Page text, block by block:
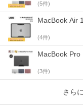
"STRONG IS
不意に落としてし
(5件)
MacBook Air
(4件)
MacBook Pro
(3件)
さら